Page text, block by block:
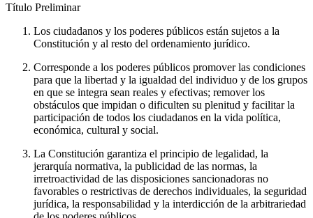
Título Preliminar
Los ciudadanos y los poderes públicos están sujetos a la
Constitución y al resto del ordenamiento jurídico.
Corresponde a los poderes públicos promover las condiciones
para que la libertad y la igualdad del individuo y de los grupos
en que se integra sean reales y efectivas; remover los
obstáculos que impidan o dificulten su plenitud y facilitar la
participación de todos los ciudadanos en la vida política,
económica, cultural y social.
La Constitución garantiza el principio de legalidad, la
jerarquía normativa, la publicidad de las normas, la
irretroactividad de las disposiciones sancionadoras no
favorables o restrictivas de derechos individuales, la seguridad
jurídica, la responsabilidad y la interdicción de la arbitrariedad